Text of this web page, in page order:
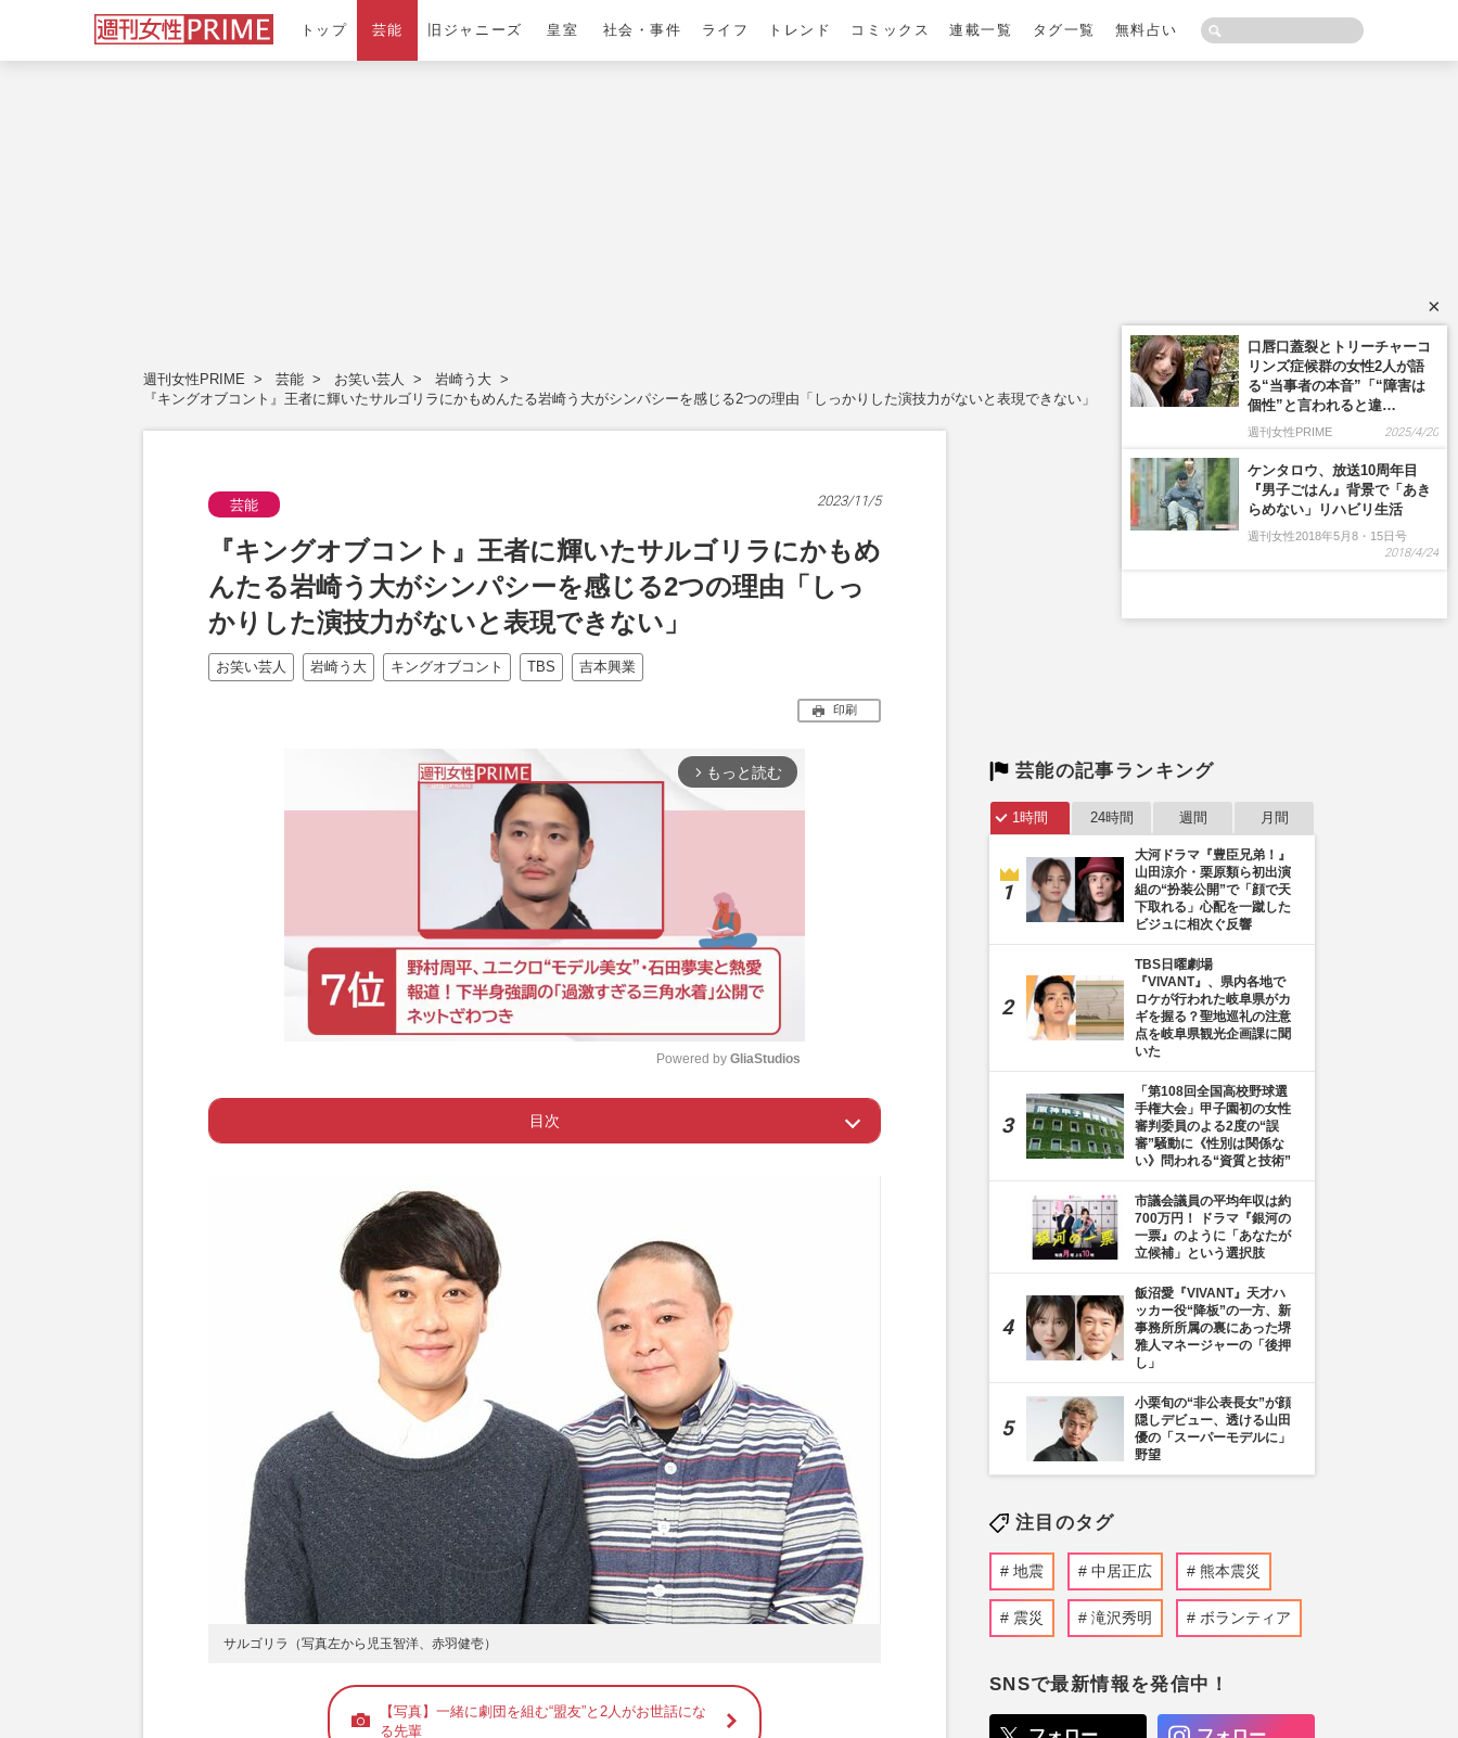
トップ 芸能 旧ジャニーズ 皇室 社会・事件 ライフ トレンド コミックス 連載一覧 タグ一覧 無料占い
週刊女性PRIME 芸能 お笑い芸人
岩崎う大
『キングオブコント』王者に輝いたサルゴリラにかもめんたる岩崎う大がシンパシーを感じる2つの理由「しっかりした演技力がないと表現できない」
芸能 2023/11/5
『キングオブコント』王者に輝いたサルゴリラにかもめ
んたる岩崎う大がシンパシーを感じる2つの理由「しっ
かりした演技力がないと表現できない」
お笑い芸人 岩崎う大 キングオブコント TBS 吉本興業
印刷
arrow_forward_ios もっと読む
Powered by GliaStudios
目次
サルゴリラ（写真左から児玉智洋、赤羽健壱）
【写真】一緒に劇団を組む“盟友”と2人がお世話にな
る先輩
芸能の記事ランキング
1時間 24時間 週間 月間
大河ドラマ『豊臣兄弟！』
山田涼介・栗原類ら初出演
組の“扮装公開”で「顔で天
下取れる」心配を一蹴した
ビジュに相次ぐ反響
TBS日曜劇場
『VIVANT』、県内各地で
ロケが行われた岐阜県がカ
ギを握る？聖地巡礼の注意
点を岐阜県観光企画課に聞
いた
「第108回全国高校野球選
手権大会」甲子園初の女性
審判委員のよる2度の“誤
審”騒動に《性別は関係な
い》問われる“資質と技術”
市議会議員の平均年収は約
700万円！ ドラマ『銀河の
一票』のように「あなたが
立候補」という選択肢
飯沼愛『VIVANT』天才ハ
ッカー役“降板”の一方、新
事務所所属の裏にあった堺
雅人マネージャーの「後押
し」
小栗旬の“非公表長女”が顔
隠しデビュー、透ける山田
優の「スーパーモデルに」
野望
注目のタグ
地震 中居正広 熊本震災
震災 滝沢秀明 ボランティア
SNSで最新情報を発信中！
×
口唇口蓋裂とトリーチャーコ
リンズ症候群の女性2人が語
る“当事者の本音”「“障害は
個性”と言われると違…
週刊女性PRIME 2025/4/20
ケンタロウ、放送10周年目
『男子ごはん』背景で「あき
らめない」リハビリ生活
週刊女性2018年5月8・15日号
2018/4/24